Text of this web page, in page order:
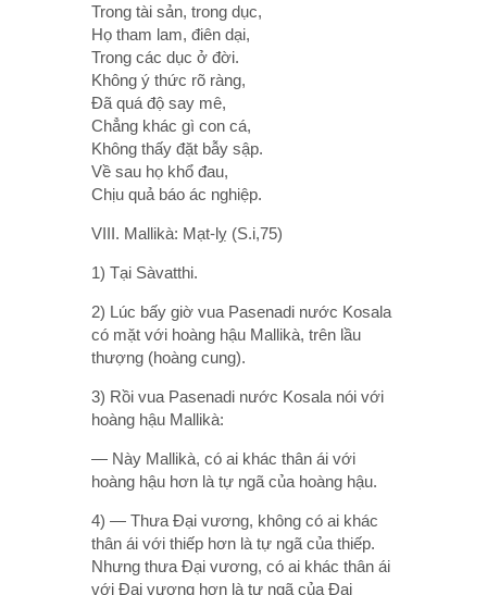
Trong tài sản, trong dục,
Họ tham lam, điên dại,
Trong các dục ở đời.
Không ý thức rõ ràng,
Ðã quá độ say mê,
Chẳng khác gì con cá,
Không thấy đặt bẫy sập.
Về sau họ khổ đau,
Chịu quả báo ác nghiệp.
VIII. Mallikà: Mạt-lỵ (S.i,75)
1) Tại Sàvatthi.
2) Lúc bấy giờ vua Pasenadi nước Kosala
có mặt với hoàng hậu Mallikà, trên lầu
thượng (hoàng cung).
3) Rồi vua Pasenadi nước Kosala nói với
hoàng hậu Mallikà:
— Này Mallikà, có ai khác thân ái với
hoàng hậu hơn là tự ngã của hoàng hậu.
4) — Thưa Ðại vương, không có ai khác
thân ái với thiếp hơn là tự ngã của thiếp.
Nhưng thưa Ðại vương, có ai khác thân ái
với Ðại vương hơn là tự ngã của Ðại